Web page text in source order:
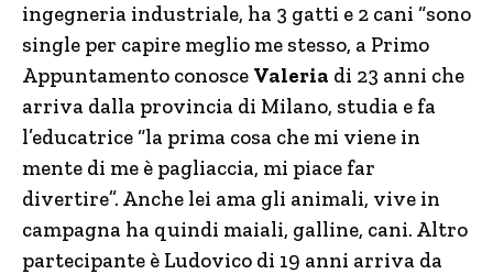
ingegneria industriale, ha 3 gatti e 2 cani “sono
single per capire meglio me stesso, a Primo
Appuntamento conosce Valeria di 23 anni che
arriva dalla provincia di Milano, studia e fa
l’educatrice “la prima cosa che mi viene in
mente di me è pagliaccia, mi piace far
divertire”. Anche lei ama gli animali, vive in
campagna ha quindi maiali, galline, cani. Altro
partecipante è Ludovico di 19 anni arriva da